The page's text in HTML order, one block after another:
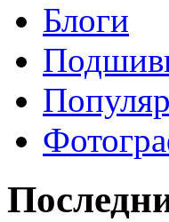
Блоги